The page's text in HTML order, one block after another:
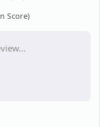
Score)